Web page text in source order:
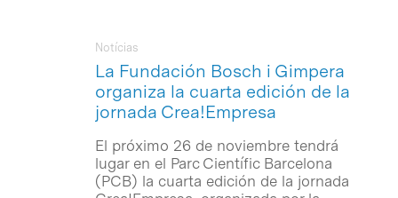
La Fundación Bosch i Gimpera
organiza la cuarta edición de la
jornada Crea!Empresa
Notícias
El próximo 26 de noviembre tendrá
lugar en el Parc Científic Barcelona
(PCB) la cuarta edición de la jornada